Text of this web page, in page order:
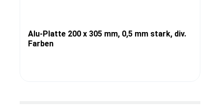
Alu-Platte 200 x 305 mm, 0,5 mm stark, div.
Farben